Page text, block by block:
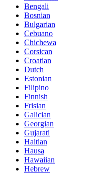
Bengali
Bosnian
Bulgarian
Cebuano
Chichewa
Corsican
Croatian
Dutch
Estonian
Filipino
Finnish
Frisian
Galician
Georgian
Gujarati
Haitian
Hausa
Hawaiian
Hebrew